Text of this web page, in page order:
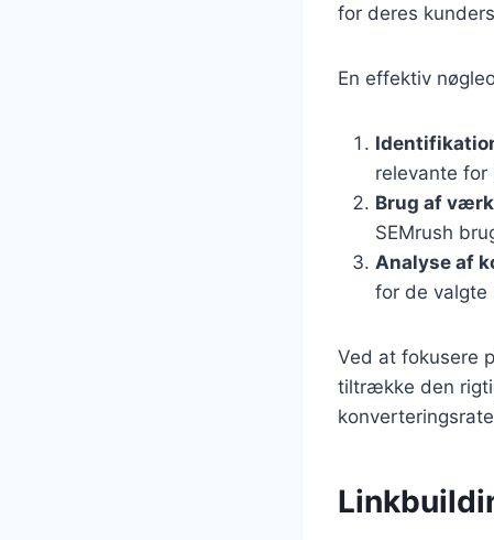
for deres
En effektiv
relevante for
Brug af
SEMrush
Analyse af
for de valgte
Ved at fokusere
tiltrække den